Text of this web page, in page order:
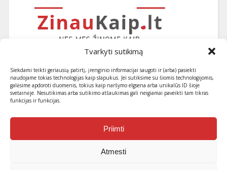
Tvarkyti sutikimą
Siekdami teikti geriausią patirtį, įrenginio informacijai saugoti ir (arba) pasiekti
naudojame tokias technologijas kaip slapukus. Jei sutiksime su šiomis technologijomis,
galėsime apdoroti duomenis, tokius kaip naršymo elgsena arba unikalūs ID šioje
svetainėje. Nesutikimas arba sutikimo atšaukimas gali neigiamai paveikti tam tikras
funkcijas ir funkcijas.
Priimti
Atmesti
Užsiprenumeruokite naujausius
straipsnius ir patarimus